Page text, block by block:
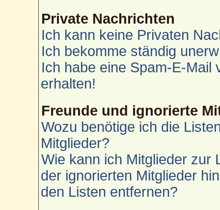
Private Nachrichten
Ich kann keine Privaten
Ich bekomme ständig
Ich habe eine Spam-E-Mail
erhalten!
Freunde und ignorierte
Wozu benötige ich die
Mitglieder?
Wie kann ich Mitglieder zur
der ignorierten Mitglieder
den Listen entfernen?